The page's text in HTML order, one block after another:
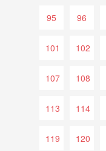
95 96
101 102
107 108
113 114
119 120